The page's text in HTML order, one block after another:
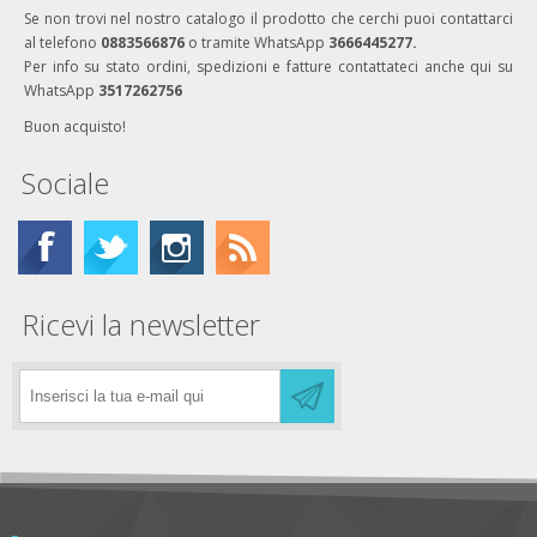
Se non trovi nel nostro catalogo il prodotto che cerchi puoi contattarci
al telefono 0883566876 o tramite WhatsApp 3666445277.
Per info su stato ordini, spedizioni e fatture contattateci anche qui su
WhatsApp 3517262756
Buon acquisto!
Sociale
Ricevi la newsletter